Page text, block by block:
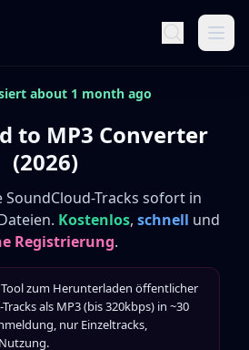
about 1 month ago
to MP3 Converter
(2026)
SoundCloud-Tracks sofort in
Kostenlos, schnell und
Registrierung.
zum Herunterladen öffentlicher
als MP3 (bis 320kbps) in ~30
nur Einzeltracks,